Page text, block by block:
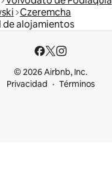
Czeremcha
de alojamientos
© 2026 Airbnb, Inc.
Privacidad
Términos